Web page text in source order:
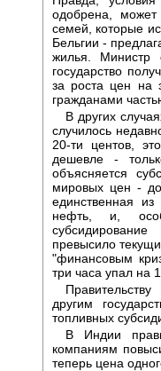
одобрена, может
семей, которые
Бельгии -
жилья. Министр
государство
за роста цен на
гражданами
В других
случилось
20-ти центов,
дешевле -
объясняется
мировых цен -
единственная
нефть, и,
превысило
"финансовым
три часа упал на
другим
топливных
В Индии
компаниям
теперь цена